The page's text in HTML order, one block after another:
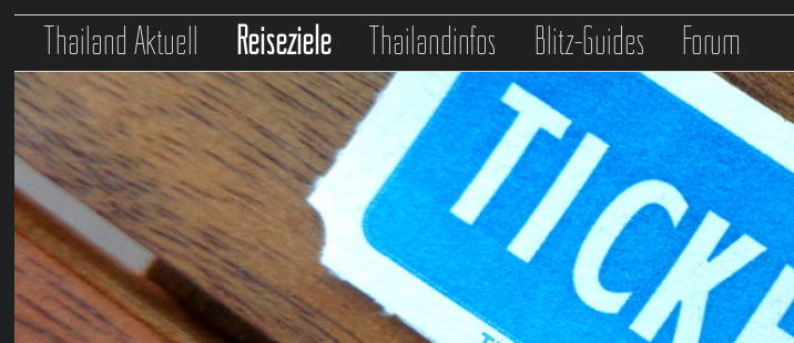
Thailand Aktuell Reiseziele Thailandinfos Blitz-Guides Forum